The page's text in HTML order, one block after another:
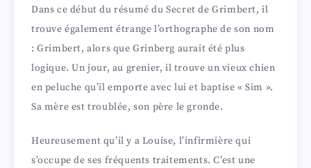
d
e
o
Dans ce début du résumé du Secret de Grimbert, il
trouve également étrange l’orthographe de son nom
: Grimbert, alors que Grinberg aurait été plus
logique. Un jour, au grenier, il trouve un vieux chien
en peluche qu’il emporte avec lui et baptise « Sim ».
Sa mère est troublée, son père le gronde.
Heureusement qu’il y a Louise, l’infirmière qui
s’occupe de ses fréquents traitements. C’est une